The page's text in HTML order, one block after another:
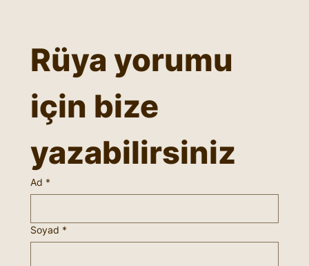
Rüya yorumu
için bize
yazabilirsiniz
Ad *
Soyad *